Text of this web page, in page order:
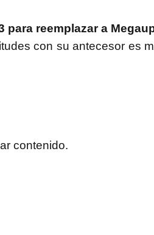
para reemplazar a
con su antecesor es
contenido.